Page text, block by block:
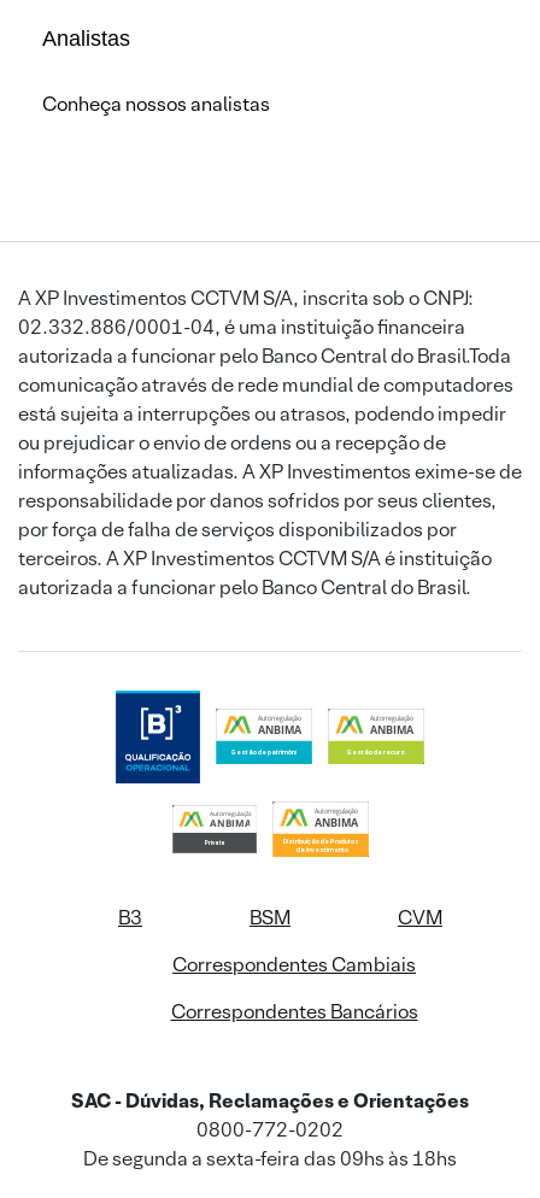
Analistas
Conheça nossos analistas
A XP Investimentos CCTVM S/A, inscrita sob o CNPJ:
02.332.886/0001-04, é uma instituição financeira
autorizada a funcionar pelo Banco Central do Brasil.Toda
comunicação através de rede mundial de computadores
está sujeita a interrupções ou atrasos, podendo impedir
ou prejudicar o envio de ordens ou a recepção de
informações atualizadas. A XP Investimentos exime-se de
responsabilidade por danos sofridos por seus clientes,
por força de falha de serviços disponibilizados por
terceiros. A XP Investimentos CCTVM S/A é instituição
autorizada a funcionar pelo Banco Central do Brasil.
B3 BSM
CVM
Correspondentes Cambiais
Correspondentes Bancários
SAC - Dúvidas, Reclamações e Orientações
0800-772-0202
De segunda a sexta-feira das 09hs às 18hs